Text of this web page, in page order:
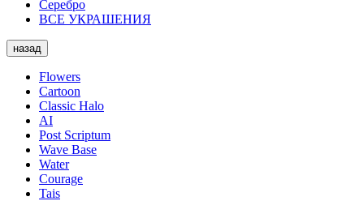
Серебро
ВСЕ УКРАШЕНИЯ
назад
Flowers
Cartoon
Classic Halo
AI
Post Scriptum
Wave Base
Water
Courage
Tais